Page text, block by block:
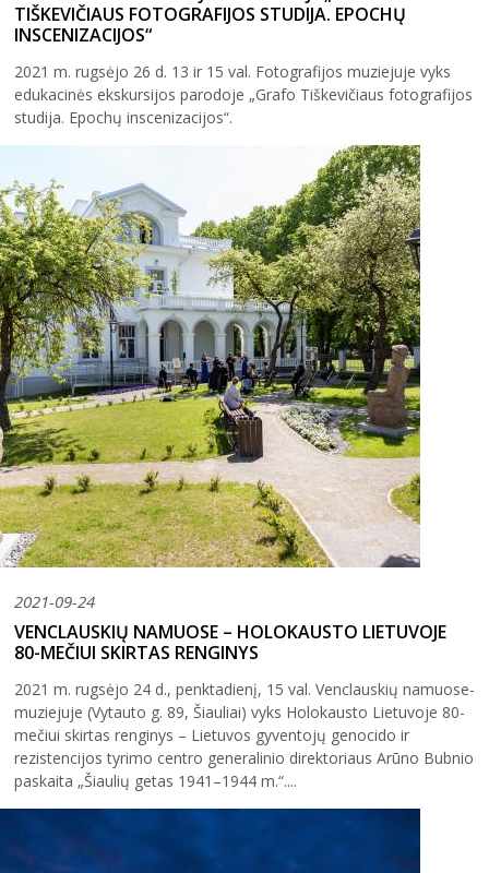
TIŠKEVIČIAUS FOTOGRAFIJOS STUDIJA. EPOCHŲ
INSCENIZACIJOS“
2021 m. rugsėjo 26 d. 13 ir 15 val. Fotografijos muziejuje vyks
edukacinės ekskursijos parodoje „Grafo Tiškevičiaus fotografijos
studija. Epochų inscenizacijos“.
2021-09-24
VENCLAUSKIŲ NAMUOSE – HOLOKAUSTO LIETUVOJE
80-MEČIUI SKIRTAS RENGINYS
2021 m. rugsėjo 24 d., penktadienį, 15 val. Venclauskių namuose-
muziejuje (Vytauto g. 89, Šiauliai) vyks Holokausto Lietuvoje 80-
mečiui skirtas renginys – Lietuvos gyventojų genocido ir
rezistencijos tyrimo centro generalinio direktoriaus Arūno Bubnio
paskaita „Šiaulių getas 1941–1944 m.“....